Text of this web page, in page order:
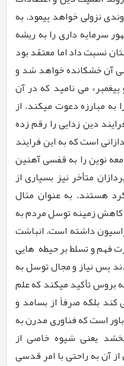
نزولی خواهد پیمود. به
سرمایه داری را به ریشه
نسبت داد اما معتقد بود
آن خشکانده خواهد شد و
می نامید که در آن
به مبارزه دعوت می­کند. از
دین زدایی را رقم زده
است که به این فرایند
نوین را به قفسی آهنین
متأخر نیز بسیاری از
هستند. به عنوان مثال
کاهش زمینه توسل مردم به
داشته است. انباشت
فهم و تسلط بر حیطه ­هایی
پس نیاز و مجال توسل به
بروس تأکید می­کند که علم
بلکه صرفاً از بسامد و
است که فناوری مدرن به
یعنی شیوه خاصی از
از آن به راحتی با امر قدسی